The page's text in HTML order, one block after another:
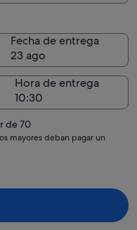
Fecha de entrega
23 ago
Hora de entrega
de 70
mayores deban pagar un